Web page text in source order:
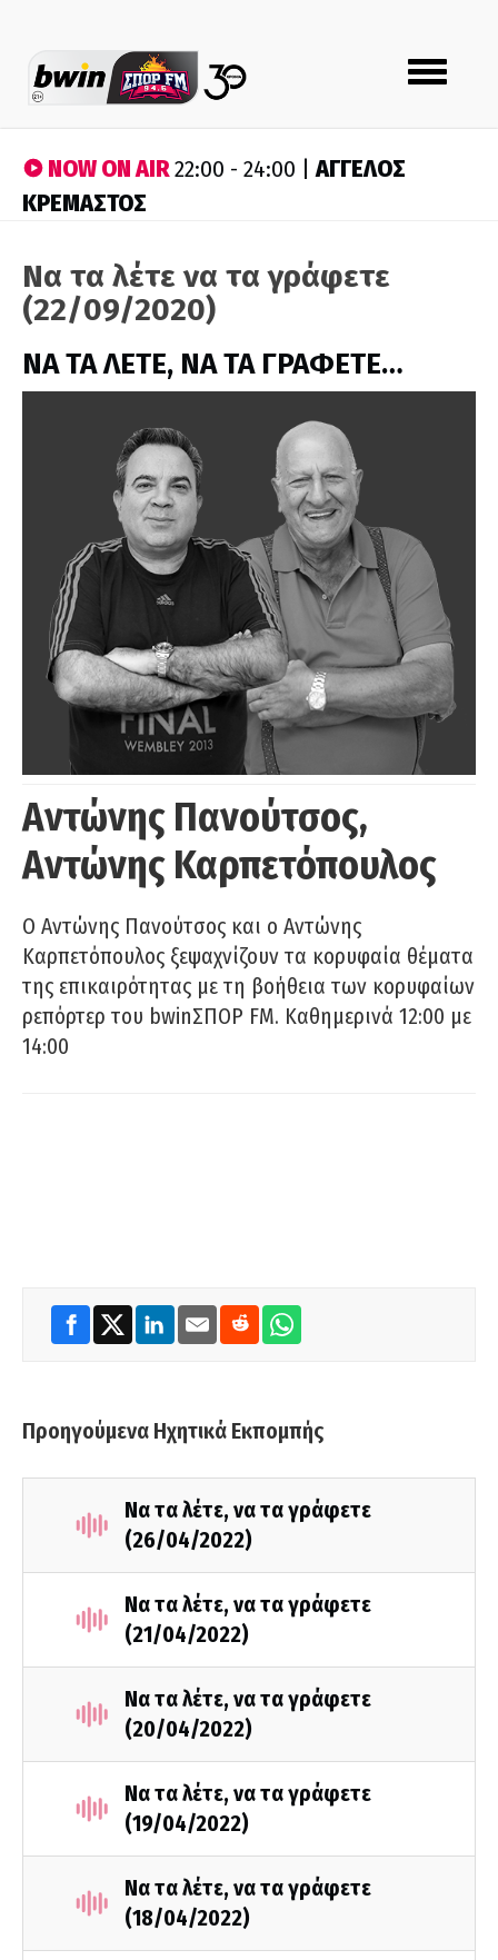
Toggle
navigation
NOW ON AIR22:00 - 24:00 |ΑΓΓΕΛΟΣ
ΚΡΕΜΑΣΤΟΣ
Να τα λέτε να τα γράφετε
(22/09/2020)
ΝΑ ΤΑ ΛΕΤΕ, ΝΑ ΤΑ ΓΡΑΦΕΤΕ…
Αντώνης Πανούτσος,
Αντώνης Καρπετόπουλος
Ο Αντώνης Πανούτσος και ο Αντώνης
Καρπετόπουλος ξεψαχνίζουν τα κορυφαία θέματα
της επικαιρότητας με τη βοήθεια των κορυφαίων
ρεπόρτερ του bwinΣΠΟΡ FM. Καθημερινά 12:00 με
14:00
Προηγούμενα Ηχητικά Εκπομπής
Να τα λέτε, να τα γράφετε
(26/04/2022)
Να τα λέτε, να τα γράφετε
(21/04/2022)
Να τα λέτε, να τα γράφετε
(20/04/2022)
Να τα λέτε, να τα γράφετε
(19/04/2022)
Να τα λέτε, να τα γράφετε
(18/04/2022)